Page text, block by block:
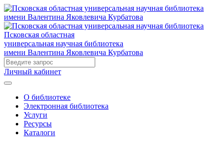
Псковская областная
универсальная научная библиотека
имени Валентина Яковлевича Курбатова
Личный кабинет
О библиотеке
Электронная библиотека
Услуги
Ресурсы
Каталоги